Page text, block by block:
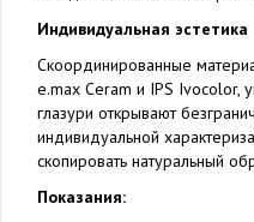
Индивидуальная эстетика
Скоординированные
e.max Ceram и IPS Ivocolor,
глазури открывают
индивидуальной
скопировать натуральный
Показания: